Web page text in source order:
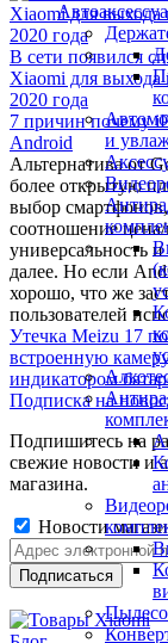
и
В сети появился
Xiaomi для выхода
2020 года
7 причин почему
Android
Альтернатива от
более открытую
выбор
соотношение цена/
универсальность
далее. Но если
хорошо, что же
пользователей
Утечка Meizu 17
встроенную
индикатором
Подписка на
Подпишитесь на
свежие новости и
магазина.
Новости